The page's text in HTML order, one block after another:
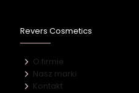
Revers Cosmetics
O firmie
Nasz marki
Kontakt